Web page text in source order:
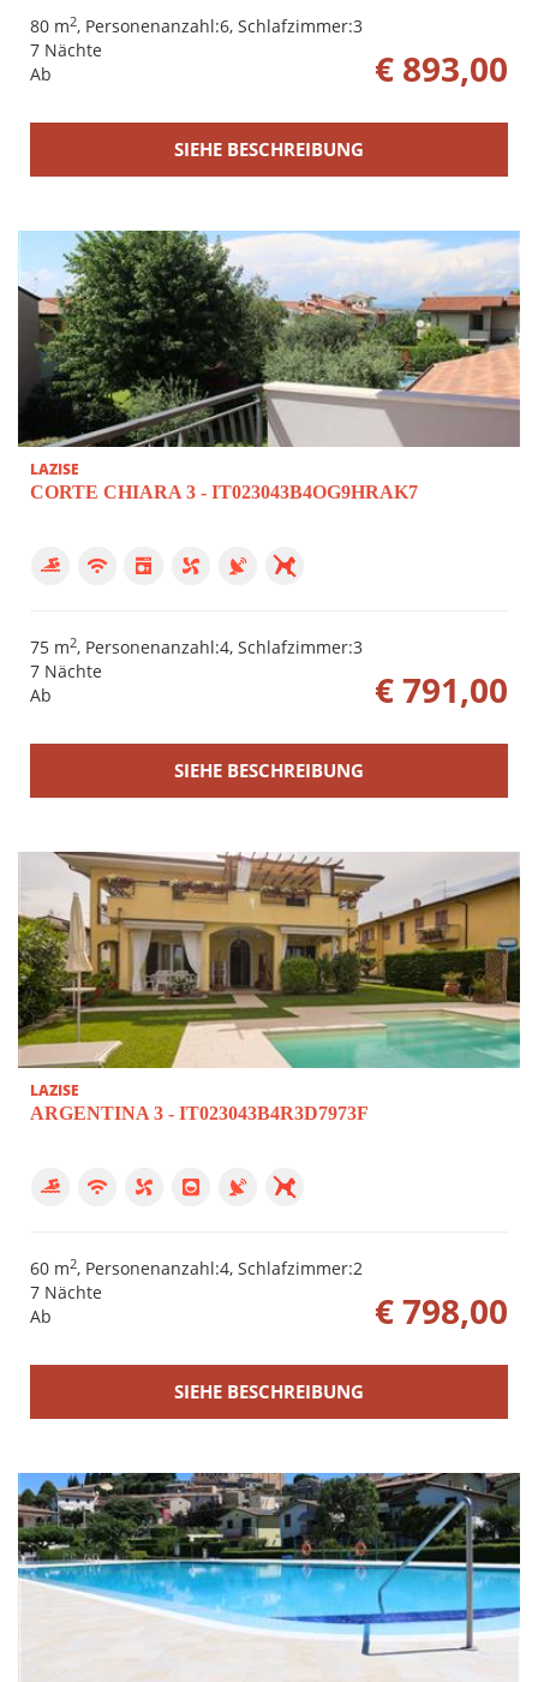
80 m2, Personenanzahl:6, Schlafzimmer:3
€ 893,00
7 Nächte
Ab
SIEHE BESCHREIBUNG
LAZISE
CORTE CHIARA 3 - IT023043B4OG9HRAK7
75 m2, Personenanzahl:4, Schlafzimmer:3
€ 791,00
7 Nächte
Ab
SIEHE BESCHREIBUNG
LAZISE
ARGENTINA 3 - IT023043B4R3D7973F
60 m2, Personenanzahl:4, Schlafzimmer:2
€ 798,00
7 Nächte
Ab
SIEHE BESCHREIBUNG